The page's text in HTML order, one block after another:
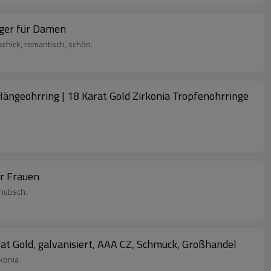
für Damen
romantisch, schön.
| 18 Karat Gold Zirkonia Tropfenohrringe
Frauen
galvanisiert, AAA CZ, Schmuck, Großhandel